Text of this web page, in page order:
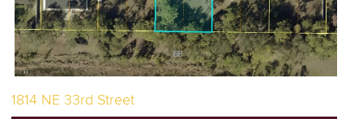
1814 NE 33rd Street